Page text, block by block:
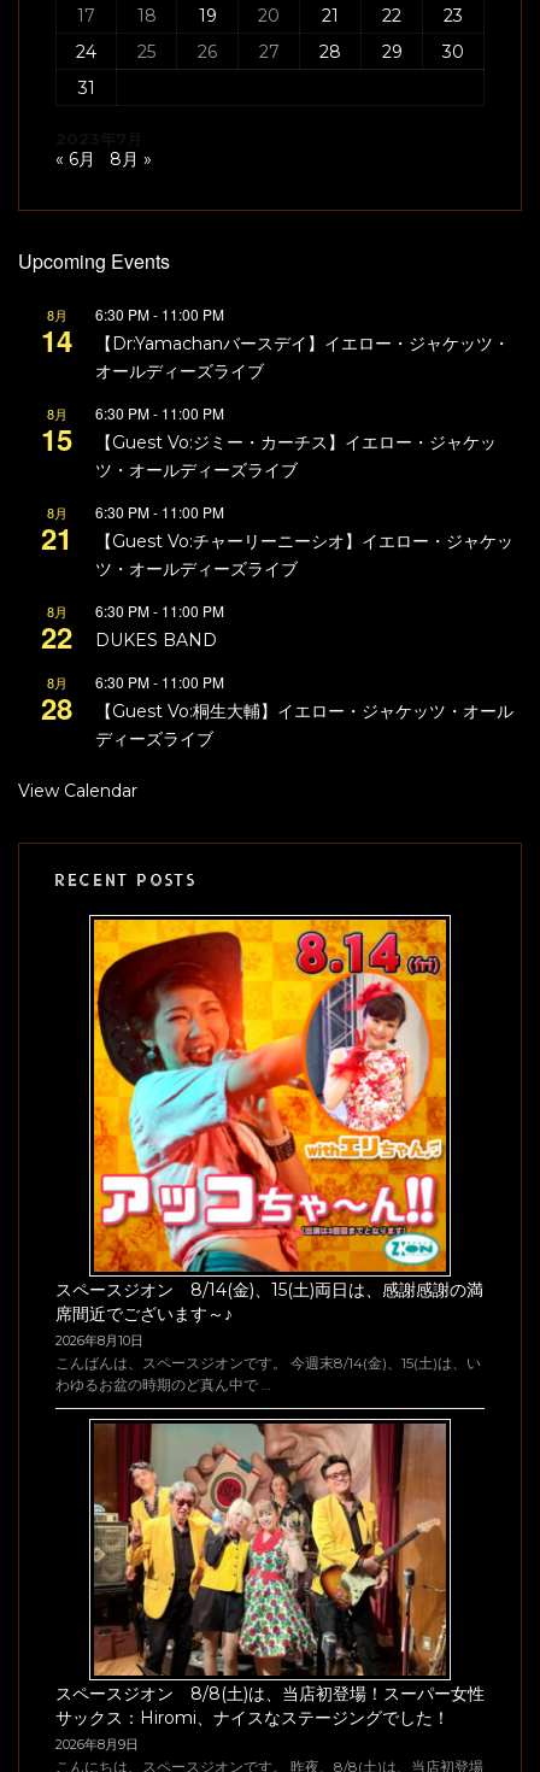
17
18 19 20 21 22
23
24
25 26 27 28 29
30
31
« 6月 8月 »
Upcoming Events
8月
14
6:30 PM- 11:00 PM
【Dr:Yamachanバースデイ】イエロー・ジャケッツ・
オールディーズライブ
8月
15
6:30 PM- 11:00 PM
【Guest Vo:ジミー・カーチス】イエロー・ジャケッ
ツ・オールディーズライブ
8月
21
6:30 PM- 11:00 PM
【Guest Vo:チャーリーニーシオ】イエロー・ジャケッ
ツ・オールディーズライブ
8月
22
6:30 PM- 11:00 PM
DUKES BAND
8月
28
6:30 PM- 11:00 PM
【Guest Vo:桐生大輔】イエロー・ジャケッツ・オール
ディーズライブ
View Calendar
RECENT POSTS
スペースジオン 8/14(金)、15(土)両日は、感謝感謝の満
席間近でございます～♪
2026年8月10日
こんばんは、スペースジオンです。 今週末8/14(金)、15(土)は、い
わゆるお盆の時期のど真ん中で …
スペースジオン 8/8(土)は、当店初登場！スーパー女性
サックス：Hiromi、ナイスなステージングでした！
2026年8月9日
こんにちは、スペースジオンです。 昨夜、8/8(土)は、当店初登場